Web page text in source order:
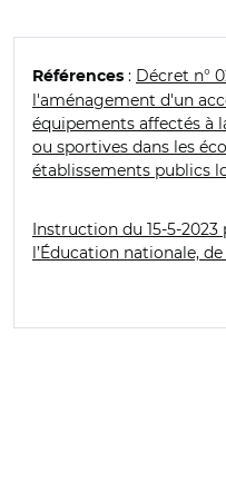
Références : Décret n°
l'aménagement d'un
équipements affectés à
ou sportives dans les
établissements publics
Instruction du 15-5-
l’Éducation nationale,